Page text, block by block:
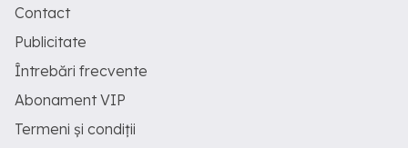
Contact
Publicitate
Întrebări frecvente
Abonament VIP
Termeni și condiții